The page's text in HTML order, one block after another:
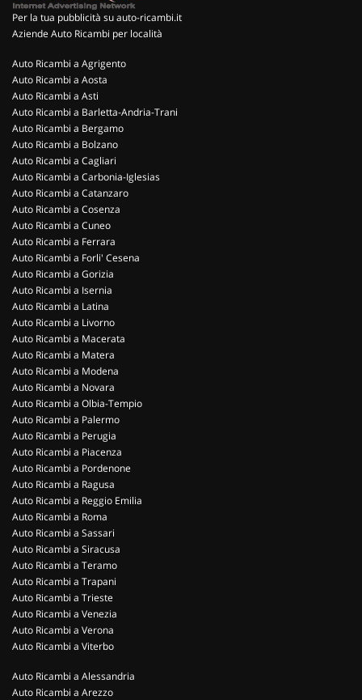
Per la tua pubblicità su auto-ricambi.it
Aziende Auto Ricambi per località
Auto Ricambi a Agrigento
Auto Ricambi a Aosta
Auto Ricambi a Asti
Auto Ricambi a Barletta-Andria-Trani
Auto Ricambi a Bergamo
Auto Ricambi a Bolzano
Auto Ricambi a Cagliari
Auto Ricambi a Carbonia-Iglesias
Auto Ricambi a Catanzaro
Auto Ricambi a Cosenza
Auto Ricambi a Cuneo
Auto Ricambi a Ferrara
Auto Ricambi a Forli' Cesena
Auto Ricambi a Gorizia
Auto Ricambi a Isernia
Auto Ricambi a Latina
Auto Ricambi a Livorno
Auto Ricambi a Macerata
Auto Ricambi a Matera
Auto Ricambi a Modena
Auto Ricambi a Novara
Auto Ricambi a Olbia-Tempio
Auto Ricambi a Palermo
Auto Ricambi a Perugia
Auto Ricambi a Piacenza
Auto Ricambi a Pordenone
Auto Ricambi a Ragusa
Auto Ricambi a Reggio Emilia
Auto Ricambi a Roma
Auto Ricambi a Sassari
Auto Ricambi a Siracusa
Auto Ricambi a Teramo
Auto Ricambi a Trapani
Auto Ricambi a Trieste
Auto Ricambi a Venezia
Auto Ricambi a Verona
Auto Ricambi a Viterbo
Auto Ricambi a Alessandria
Auto Ricambi a Arezzo